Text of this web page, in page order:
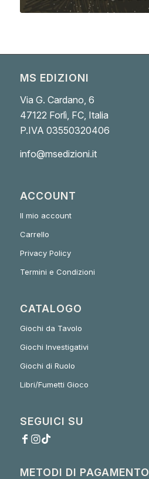
MS EDIZIONI
Via G. Cardano, 6
47122 Forlì, FC, Italia
P.IVA 03550320406
info@msedizioni.it
ACCOUNT
Il mio account
Carrello
Privacy Policy
Termini e Condizioni
CATALOGO
Giochi da Tavolo
Giochi Investigativi
Giochi di Ruolo
Libri/Fumetti Gioco
SEGUICI SU
METODI DI PAGAMENTO